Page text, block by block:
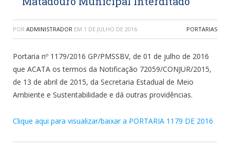
POR ADMINISTRADOR EM 1 DE JULHO DE 2016 PORTARIAS
Portaria nº 1179/2016 GP/PMSSBV, de 01 de julho de 2016
que ACATA os termos da Notificação 72059/CONJUR/2015,
de 13 de abril de 2015, da Secretaria Estadual de Meio
Ambiente e Sustentabilidade e dá outras providências.
Clique aqui para visualizar/baixar a PORTARIA 1179 DE 2016